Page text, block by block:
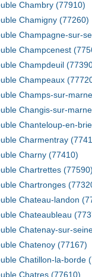
Chambry (77910)
Chamigny (77260)
Champagne-sur-
Champcenest
Champdeuil
Champeaux
Champs-sur-
Changis-sur-
Chanteloup-en-
Charmentray
Charny (77410)
Chartrettes (77590)
Chartronges
Chateau-landon
Chateaubleau
Chatenay-sur-
Chatenoy (77167)
Chatillon-la-borde
Chatres (77610)